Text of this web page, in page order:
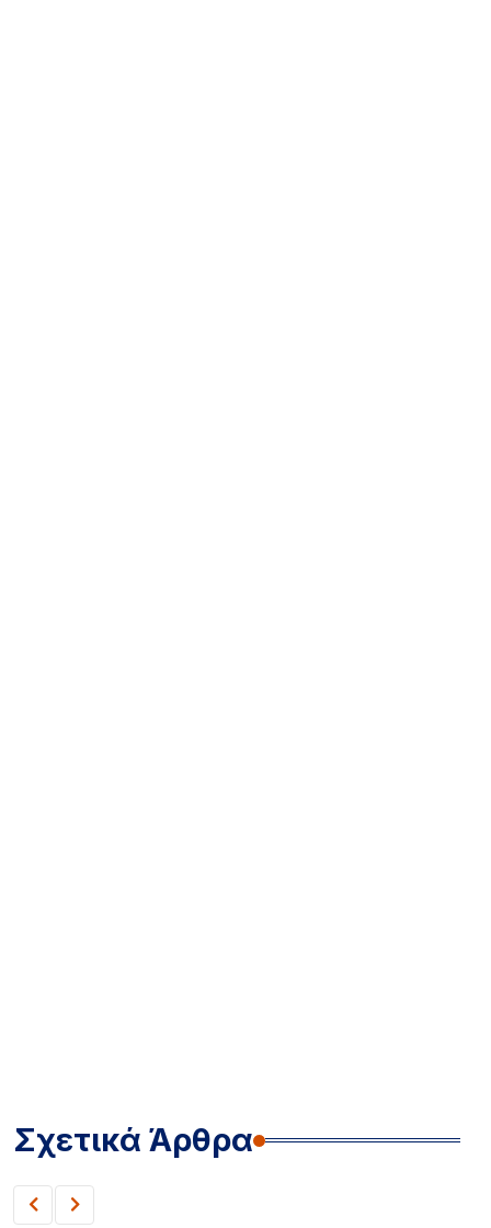
Σχετικά Άρθρα